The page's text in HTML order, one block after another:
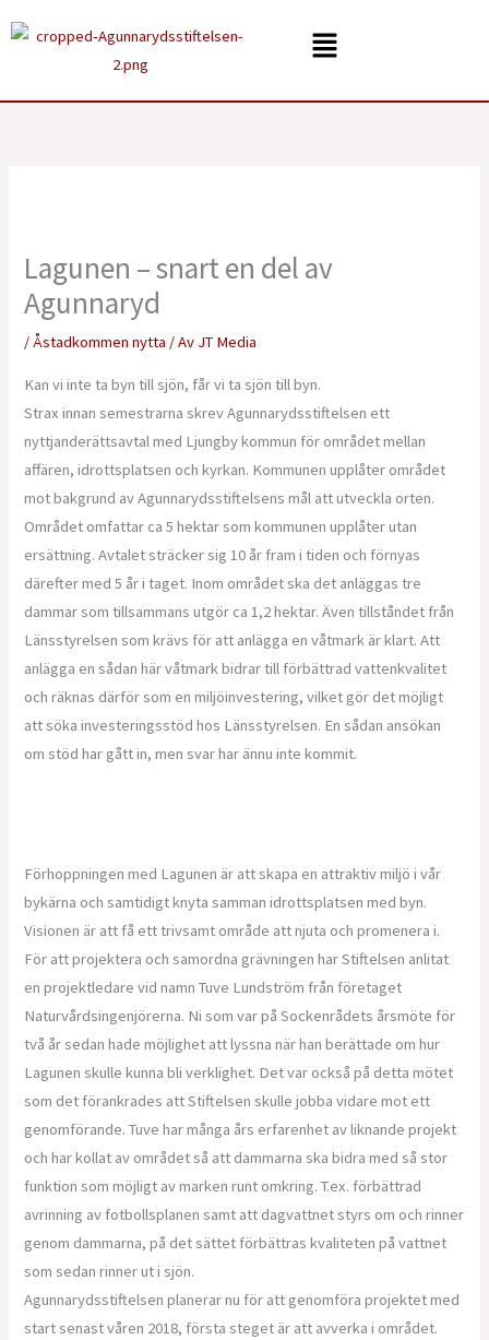
till
Menu
Lagunen – snart en del av
Agunnaryd
/Åstadkommen nytta / Av JT Media
Kan vi inte ta byn till sjön, får vi ta sjön till byn.
Strax innan semestrarna skrev Agunnarydsstiftelsen ett
nyttjanderättsavtal med Ljungby kommun för området mellan
affären, idrottsplatsen och kyrkan. Kommunen upplåter området
mot bakgrund av Agunnarydsstiftelsens mål att utveckla orten.
Området omfattar ca 5 hektar som kommunen upplåter utan
ersättning. Avtalet sträcker sig 10 år fram i tiden och förnyas
därefter med 5 år i taget. Inom området ska det anläggas tre
dammar som tillsammans utgör ca 1,2 hektar. Även tillståndet från
Länsstyrelsen som krävs för att anlägga en våtmark är klart. Att
anlägga en sådan här våtmark bidrar till förbättrad vattenkvalitet
och räknas därför som en miljöinvestering, vilket gör det möjligt
att söka investeringsstöd hos Länsstyrelsen. En sådan ansökan
om stöd har gått in, men svar har ännu inte kommit.
Förhoppningen med Lagunen är att skapa en attraktiv miljö i vår
bykärna och samtidigt knyta samman idrottsplatsen med byn.
Visionen är att få ett trivsamt område att njuta och promenera i.
För att projektera och samordna grävningen har Stiftelsen anlitat
en projektledare vid namn Tuve Lundström från företaget
Naturvårdsingenjörerna. Ni som var på Sockenrådets årsmöte för
två år sedan hade möjlighet att lyssna när han berättade om hur
Lagunen skulle kunna bli verklighet. Det var också på detta mötet
som det förankrades att Stiftelsen skulle jobba vidare mot ett
genomförande. Tuve har många års erfarenhet av liknande projekt
och har kollat av området så att dammarna ska bidra med så stor
funktion som möjligt av marken runt omkring. T.ex. förbättrad
avrinning av fotbollsplanen samt att dagvattnet styrs om och rinner
genom dammarna, på det sättet förbättras kvaliteten på vattnet
som sedan rinner ut i sjön.
Agunnarydsstiftelsen planerar nu för att genomföra projektet med
start senast våren 2018, första steget är att avverka i området.